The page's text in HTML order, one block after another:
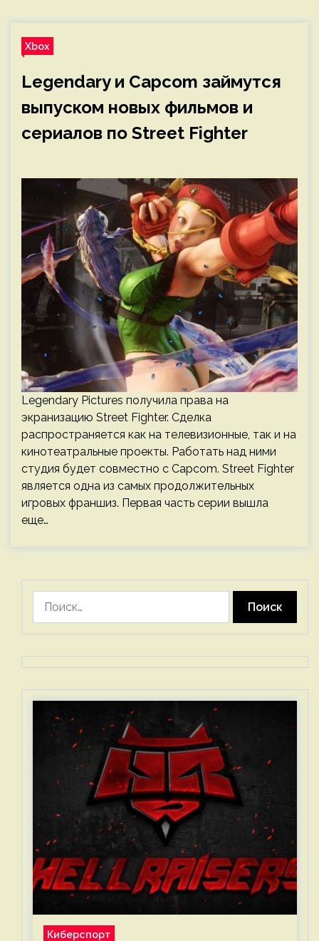
Xbox
Legendary и Capcom займутся
выпуском новых фильмов и
сериалов по Street Fighter
Legendary Pictures получила права на
экранизацию Street Fighter. Сделка
распространяется как на телевизионные, так и на
кинотеатральные проекты. Работать над ними
студия будет совместно с Capcom. Street Fighter
является одна из самых продолжительных
игровых франшиз. Первая часть серии вышла
еще…
Киберспорт